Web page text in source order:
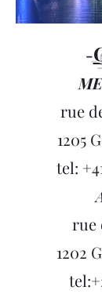
-
rue
1205
tel:
rue
1202
tel: